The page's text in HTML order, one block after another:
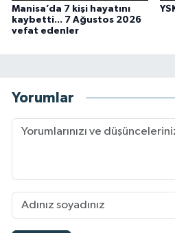
Manisa’da 7 kişi hayatını
kaybetti... 7 Ağustos 2026
vefat edenler
Yorumlar